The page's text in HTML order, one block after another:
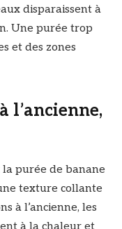
disparaissent à
Une purée trop
et des zones
l’ancienne,
purée de banane
texture collante
à l’ancienne, les